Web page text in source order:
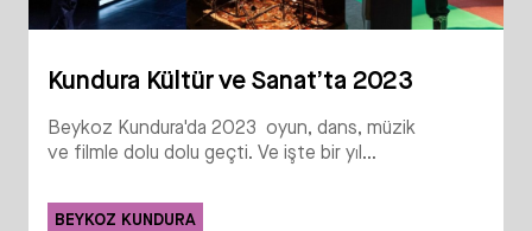
Kundura Kültür ve Sanat’ta 2023
Beykoz Kundura'da 2023 oyun, dans, müzik
ve filmle dolu dolu geçti. Ve işte bir yıl...
BEYKOZ KUNDURA